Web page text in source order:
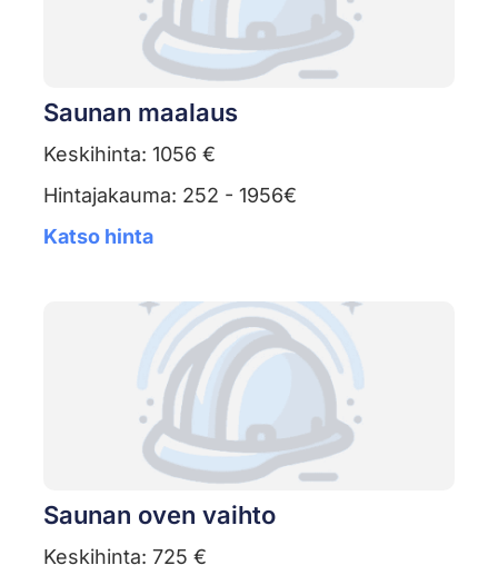
Saunan maalaus
Keskihinta: 1056 €
Hintajakauma: 252 - 1956€
Katso hinta
Saunan oven vaihto
Keskihinta: 725 €